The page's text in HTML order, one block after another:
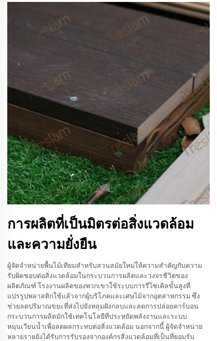
การผลิตที่เป็นมิตรต่อสิ่งแวดล้อม
และความยั่งยืน
ผู้จัดจำหน่ายพื้นไม้เทียมสำหรับสวนสมัยใหม่ให้ความสำคัญกับความ
รับผิดชอบต่อสิ่งแวดล้อมในกระบวนการผลิตและวงจรชีวิตของ
ผลิตภัณฑ์ โรงงานผลิตของพวกเขาใช้ระบบการรีไซเคิลขั้นสูงที่
แปรรูปพลาสติกใช้แล้วจากผู้บริโภคและเศษไม้จากอุตสาหกรรม ซึ่ง
ช่วยลดปริมาณขยะที่ส่งไปยังหลุมฝังกลบและลดการปล่อยคาร์บอน
กระบวนการผลิตมักใช้เทคโนโลยีที่ประหยัดพลังงานและระบบ
หมุนเวียนน้ำเพื่อลดผลกระทบต่อสิ่งแวดล้อม นอกจากนี้ ผู้จัดจำหน่าย
หลายรายยังได้รับการรับรองจากองค์กรสิ่งแวดล้อมที่เป็นที่ยอมรับ